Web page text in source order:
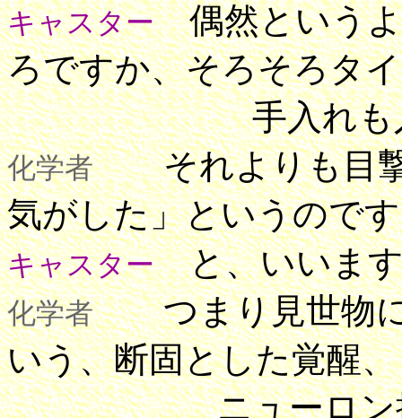
キャスター偶然というよ
ろですか、そろそろタ
手入れも入り
化学者それよりも目撃
気がした」というので
キャスターと、いいま
化学者つまり見世物に
いう、断固とした覚醒、
ニューロン操作が